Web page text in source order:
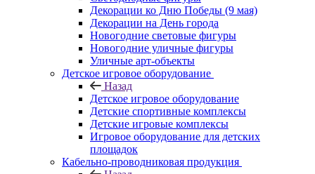
Декорации ко Дню Победы (9 мая)
Декорации на День города
Новогодние световые фигуры
Новогодние уличные фигуры
Уличные арт-объекты
Детское игровое оборудование
Назад
Детское игровое оборудование
Детские спортивные комплексы
Детские игровые комплексы
Игровое оборудование для детских
площадок
Кабельно-проводниковая продукция